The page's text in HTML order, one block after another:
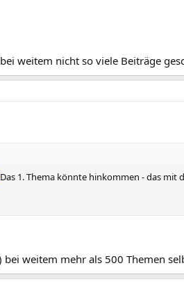
weitem nicht so viele Beiträge
Das 1. Thema könnte hinkommen - das mit
weitem mehr als 500 Themen